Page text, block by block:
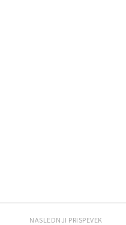
NASLEDNJI PRISPEVEK